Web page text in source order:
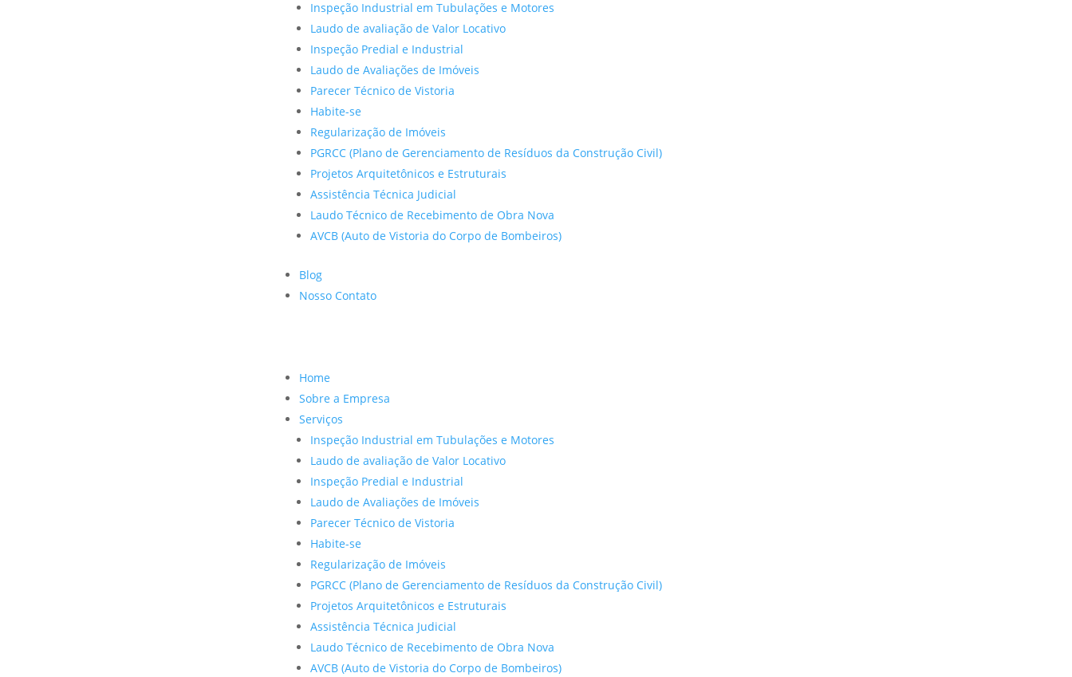
Inspeção Industrial em Tubulações e Motores
Laudo de avaliação de Valor Locativo
Inspeção Predial e Industrial
Laudo de Avaliações de Imóveis
Parecer Técnico de Vistoria
Habite-se
Regularização de Imóveis
PGRCC (Plano de Gerenciamento de Resíduos da Construção Civil)
Projetos Arquitetônicos e Estruturais
Assistência Técnica Judicial
Laudo Técnico de Recebimento de Obra Nova
AVCB (Auto de Vistoria do Corpo de Bombeiros)
Blog
Nosso Contato
Home
Sobre a Empresa
Serviços
Inspeção Industrial em Tubulações e Motores
Laudo de avaliação de Valor Locativo
Inspeção Predial e Industrial
Laudo de Avaliações de Imóveis
Parecer Técnico de Vistoria
Habite-se
Regularização de Imóveis
PGRCC (Plano de Gerenciamento de Resíduos da Construção Civil)
Projetos Arquitetônicos e Estruturais
Assistência Técnica Judicial
Laudo Técnico de Recebimento de Obra Nova
AVCB (Auto de Vistoria do Corpo de Bombeiros)